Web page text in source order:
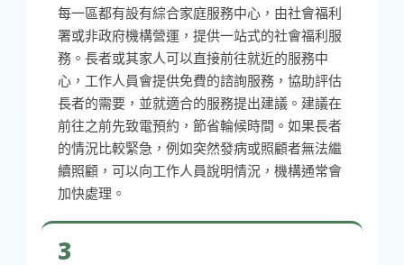
每一區都有設有綜合家庭服務中心，由社會福利
署或非政府機構營運，提供一站式的社會福利服
務。長者或其家人可以直接前往就近的服務中
心，工作人員會提供免費的諮詢服務，協助評估
長者的需要，並就適合的服務提出建議。建議在
前往之前先致電預約，節省輪候時間。如果長者
的情況比較緊急，例如突然發病或照顧者無法繼
續照顧，可以向工作人員說明情況，機構通常會
加快處理。
3